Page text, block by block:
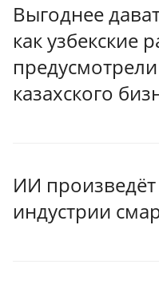
Выгоднее
как узбекские
казахского
ИИ
индустрии